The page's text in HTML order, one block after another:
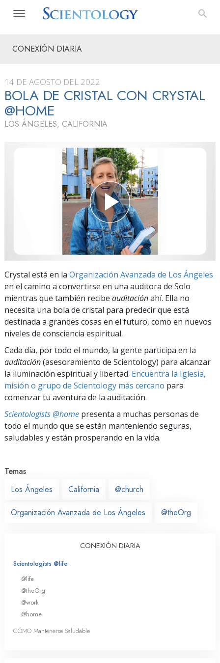
CONEXIÓN DIARIA
14 DE AGOSTO DEL 2022
BOLA DE CRISTAL CON CRYSTAL
@HOME
LOS ÁNGELES, CALIFORNIA
Crystal está en la Organización Avanzada de Los Ángeles
en el camino a convertirse en una auditora de Solo
mientras que también recibe auditaciónahí. Ella no
necesita una bola de cristal para predecir que está
destinada a grandes cosas en el futuro, como en nuevos
niveles de consciencia espiritual.
Cada día, por todo el mundo, la gente participa en la
auditación(asesoramiento de Scientology) para alcanzar
la iluminación espiritual y libertad. Encuentra la Iglesia,
misión o grupo de Scientology más cercano para
comenzar tu aventura de la auditación.
Scientologists @home presenta a muchas personas de
todo el mundo que se están manteniendo seguras,
saludables y están prosperando en la vida.
Temas
Los Ángeles
California @church
Organización Avanzada de Los Ángeles @theOrg
CONEXIÓN DIARIA
Scientologists @life
@life
@theOrg
@work
@home
CÓMO Mantenerse Saludable